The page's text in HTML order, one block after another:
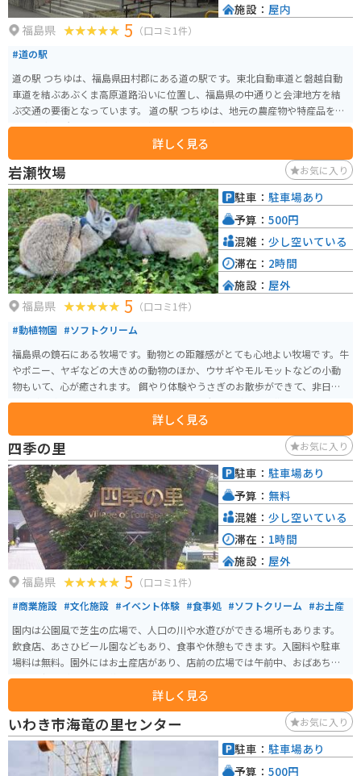
福島県 5 （口コミ1件）
#道の駅
道の駅 つちゆは、福島県田村郡にある道の駅です。東北自動車道と磐越自動
車道を結ぶあぶくま高原道路沿いに位置し、福島県の中通りと会津地方を結
ぶ交通の要衝となっています。 道の駅 つちゆは、地元の農産物や特産品を販
売する直売所、レストラン、情報コーナーなどを備えています。特に、地元産
のそば粉を使った手打ちそばや、新鮮な野菜を使った料理が人気です。ま
た、地元の工芸品や民芸品なども販売しており、お土産探しにも最適です。
バイクで訪れる場合、広々とした駐車場があるので安心して駐車できます。
ツーリングの休憩場所としてもおすすめです。 周辺には、あぶくま洞や塔の
へつり、温泉など、観光スポットも豊富です。あぶくま洞は、日本最大級の鍾
乳洞で、神秘的な光景が広がっています。塔のへつりは、奇岩が連なる景勝
地で、国の天然記念物に指定されています。道の駅 つちゆは、これらの観光
スポットへのアクセスも良く、観光の拠点としても最適です。
詳しく見る
施設： 屋内
岩瀬牧場 お気に入り
福島県 5 （口コミ1件）
#動植物園 #ソフトクリーム
福島県の鏡石にある牧場です。動物との距離感がとても心地よい牧場です。牛
やポニー、ヤギなどの大きめの動物のほか、ウサギやモルモットなどの小動
物もいて、心が癒されます。 餌やり体験やうさぎのお散歩ができて、非日常
の体験を楽しめます。夏場はとうもろこしの大迷路があり、背の高いとうも
ろこしの壁の中で、本格的に巨大な迷路を楽しむこともできます。サイクリ
ングコースもあり、自然豊かな雰囲気を体全体で感じられます。
詳しく見る
駐車： 駐車場あり
予算： 500円
混雑： 少し空いている
滞在： 2時間
施設： 屋外
四季の里 お気に入り
福島県 5 （口コミ1件）
#商業施設 #文化施設 #イベント体験 #食事処 #ソフトクリーム #お土産
園内は公園風で芝生の広場で、人口の川や水遊びができる場所もあります。
飲食店、あさひビール園などもあり、食事や休憩もできます。入園料や駐車
場料は無料。園外にはお土産店があり、店前の広場では午前中、おばあちゃ
ん達の朝市がたまに開催されています。
詳しく見る
駐車： 駐車場あり
予算： 無料
混雑： 少し空いている
滞在： 1時間
施設： 屋外
いわき市海竜の里センター お気に入り
駐車： 駐車場あり
予算： 500円